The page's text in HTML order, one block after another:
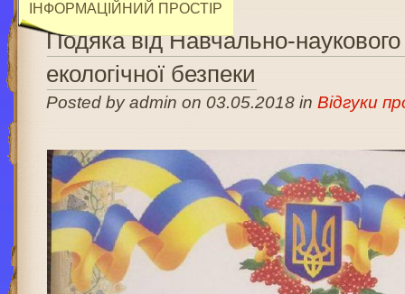
ІНФОРМАЦІЙНИЙ ПРОСТІР
Подяка від Навчально-наукового
екологічної безпеки
Posted by admin on 03.05.2018 inВідгуки